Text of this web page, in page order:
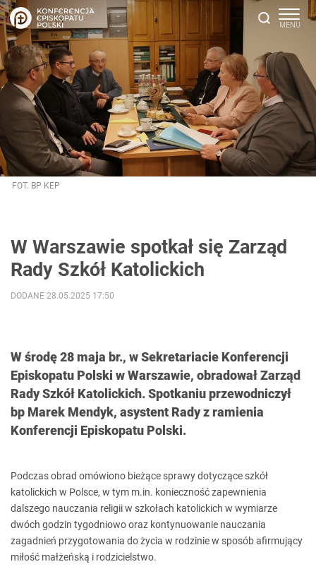
FOT. BP KEP
W Warszawie spotkał się Zarząd
Rady Szkół Katolickich
W środę 28 maja br., w Sekretariacie Konferencji
Episkopatu Polski w Warszawie, obradował Zarząd
Rady Szkół Katolickich. Spotkaniu przewodniczył
bp Marek Mendyk, asystent Rady z ramienia
Konferencji Episkopatu Polski.
DODANE 28.05.2025 17:50
Podczas obrad omówiono bieżące sprawy dotyczące szkół
katolickich w Polsce, w tym m.in. konieczność zapewnienia
dalszego nauczania religii w szkołach katolickich w wymiarze
dwóch godzin tygodniowo oraz kontynuowanie nauczania
zagadnień przygotowania do życia w rodzinie w sposób afirmujący
miłość małżeńską i rodzicielstwo.